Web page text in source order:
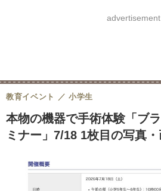
8月開催学校説明会・相
advertisement
本物の機器で手術体験「ブ
ミナー」7/18 1枚目の写真
教育イベント 小学生